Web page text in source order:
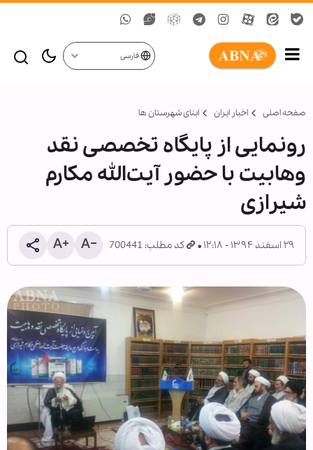
فارسی
صفحه اصلی اخبار ایران ابنای شهرستان ها
رونمایی از پایگاه تخصصی نقد
وهابیت با حضور آیت‌الله مکارم
شیرازی
۲۹ اسفند ۱۳۹۴ - ۱۲:۱۸ کد مطلب: 700441